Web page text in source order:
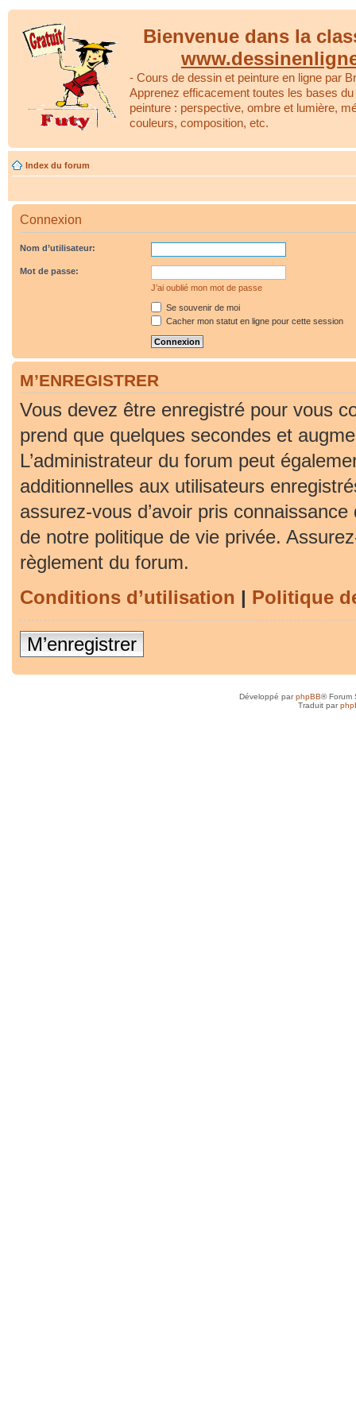
Bienvenue dans la
- Cours de dessin et peinture en ligne par
Apprenez efficacement toutes les bases
peinture : perspective, ombre et lumière,
couleurs, composition, etc.
Index du forum
Connexion
Nom d’utilisateur:
Mot de passe:
J’ai oublié mon mot de passe
Se souvenir de moi
Cacher mon statut en ligne pour cette session
M’ENREGISTRER
Vous devez être enregistré pour vous
prend que quelques secondes et
L’administrateur du forum peut
additionnelles aux utilisateurs
assurez-vous d’avoir pris
de notre politique de vie privée.
règlement du forum.
Conditions d’utilisation | Politique
M’enregistrer
Développé parphpBB® Forum
Traduit par